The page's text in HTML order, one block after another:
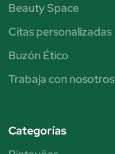
Beauty Space
Citas personalizadas
Buzón Ético
Trabaja con nosotros
Categorías